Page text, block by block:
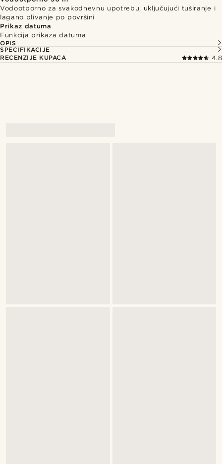
Vodootporno za svakodnevnu upotrebu, uključujući tuširanje i
lagano plivanje po površini
Prikaz datuma
Funkcija prikaza datuma
OPIS
SPECIFIKACIJE
RECENZIJE KUPACA
4.8